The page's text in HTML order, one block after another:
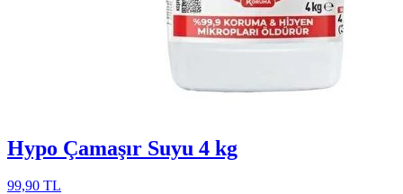
Hypo Çamaşır Suyu 4 kg
99,90 TL